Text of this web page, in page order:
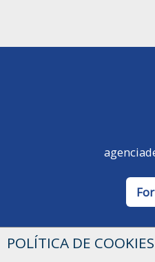
POLÍTICA DE COOKIES